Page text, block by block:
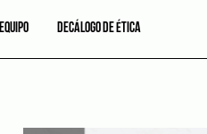
EQUIPO DECÁLOGO DE ÉTICA